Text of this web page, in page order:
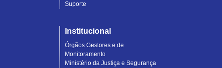
Suporte
Institucional
Órgãos Gestores e de
Monitoramento
Ministério da Justiça e Segurança